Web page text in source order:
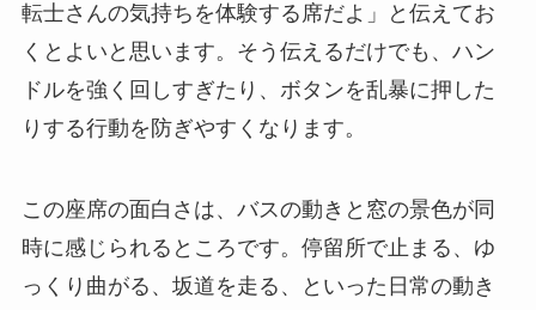
転士さんの気持ちを体験する席だよ」と伝えてお
くとよいと思います。そう伝えるだけでも、ハン
ドルを強く回しすぎたり、ボタンを乱暴に押した
りする行動を防ぎやすくなります。
この座席の面白さは、バスの動きと窓の景色が同
時に感じられるところです。停留所で止まる、ゆ
っくり曲がる、坂道を走る、といった日常の動き